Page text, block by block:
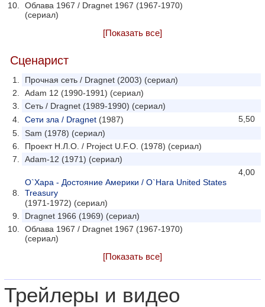
Облава 1967 / Dragnet 1967 (1967-1970)
(сериал)
[Показать все]
Сценарист
Прочная сеть / Dragnet (2003) (сериал)
Adam 12 (1990-1991) (сериал)
Сеть / Dragnet (1989-1990) (сериал)
5,50
Сети зла / Dragnet (1987)
Sam (1978) (сериал)
Проект Н.Л.О. / Project U.F.O. (1978) (сериал)
Adam-12 (1971) (сериал)
4,00
О`Хара - Достояние Америки / O`Hara United States
Treasury
(1971-1972) (сериал)
Dragnet 1966 (1969) (сериал)
Облава 1967 / Dragnet 1967 (1967-1970)
(сериал)
[Показать все]
Трейлеры и видео